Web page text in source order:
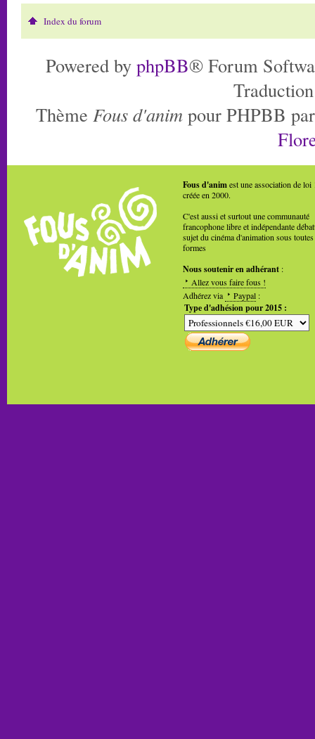
Index du forum
Powered by phpBB® Forum
Thème Fous d'anim pour PHPBB
Fous d'animest une association de loi
créée en 2000.
C'est aussi et surtout une communauté
francophone libre et indépendante
sujet du cinéma d'animation sous toutes
formes
Nous soutenir en adhérant :
Allez vous faire fous !
Adhérez via
Paypal :
Type d'adhésion pour 2015 :